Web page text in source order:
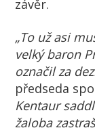
závěr.
„To už asi
velký baron
označil za
předseda
Kentaur
žaloba